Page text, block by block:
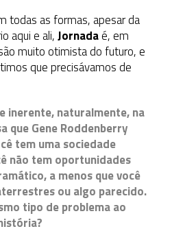
todas as formas, apesar da
aqui e ali,Jornadaé, em
muito otimista do futuro, e
que precisávamos de
inerente, naturalmente, na
que Gene Roddenberry
tem uma sociedade
não tem oportunidades
a menos que você
ou algo parecido.
tipo de problema ao